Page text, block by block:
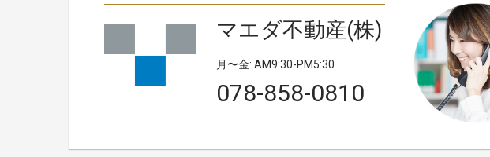
マエダ不動産(株)
月〜金: AM9:30-PM5:30
078-858-0810